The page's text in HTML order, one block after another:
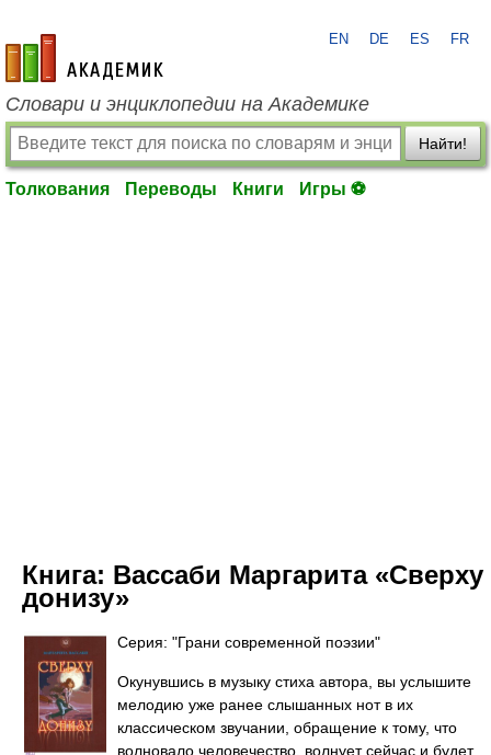
academic.ru
EN DE ES FR
Словари и энциклопедии на Академике
Найти!
Толкования Переводы Книги Игры ⚽
Книга: Вассаби Маргарита «Сверху
донизу»
Серия: "Грани современной поэзии"
Окунувшись в музыку стиха автора, вы услышите
мелодию уже ранее слышанных нот в их
классическом звучании, обращение к тому, что
волновало человечество, волнует сейчас и будет